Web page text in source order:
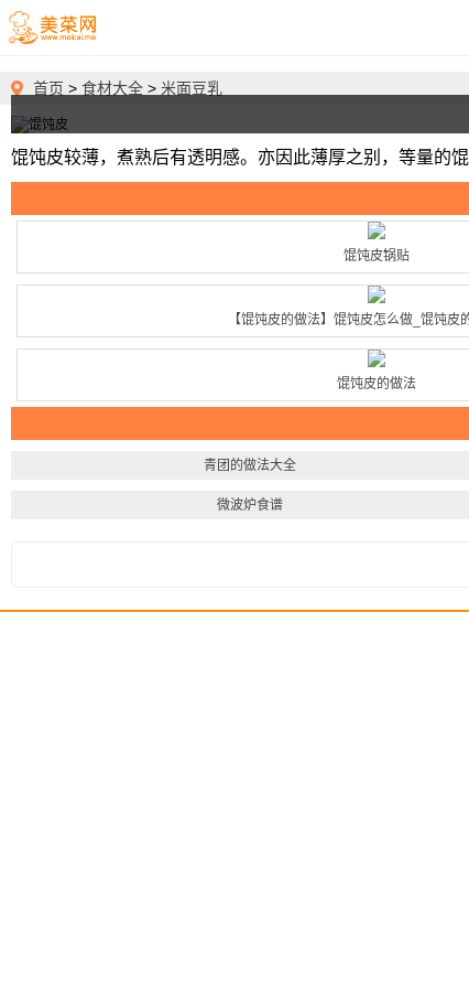
首页 > 食材大全 > 米面豆乳
馄饨皮较薄，煮熟后有透明感。亦因此薄厚之别，等量的
馄饨皮锅贴
【馄饨皮的做法】馄饨皮怎么做_馄饨皮
馄饨皮的做法
青团的做法大全
微波炉食谱